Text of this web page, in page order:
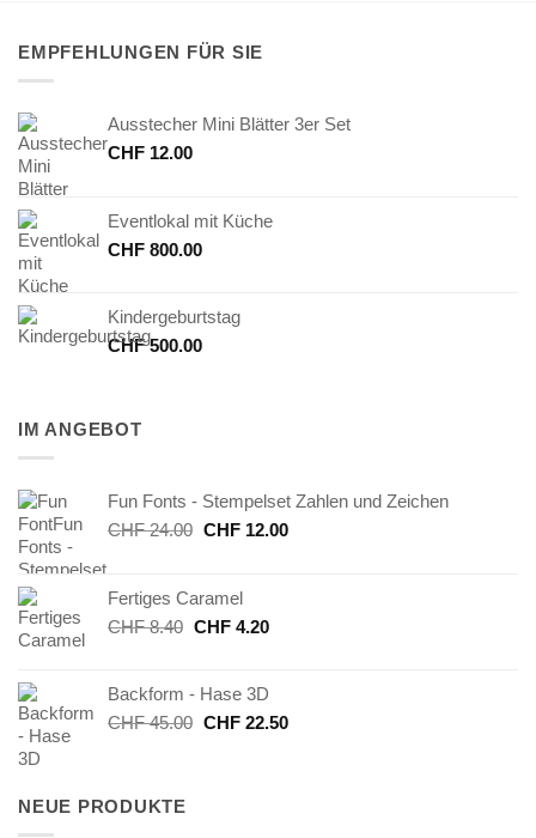
EMPFEHLUNGEN FÜR SIE
Ausstecher Mini Blätter 3er Set
CHF 12.00
Eventlokal mit Küche
CHF 800.00
Kindergeburtstag
CHF500.00
IM ANGEBOT
Fun Fonts - Stempelset Zahlen und Zeichen
CHF24.00 Ursprünglicher
CHF 24.00
CHF12.00Aktueller
Fertiges Caramel
CHF8.40 Ursprünglicher
CHF 8.40
CHF4.20Aktueller
CHF 4.20.
Backform - Hase 3D
CHF45.00 Ursprünglicher
CHF22.50Aktueller
NEUE PRODUKTE